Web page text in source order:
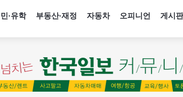
·유학 부동산·재정 자동차 오피니언 게시판